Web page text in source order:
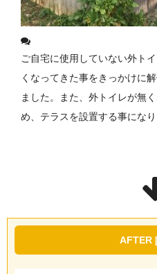
ご自宅に使用していない外ト
くなってきた事をきっかけに
ました。また、外トイレが無
め、テラスを設置する事になり
AFTER